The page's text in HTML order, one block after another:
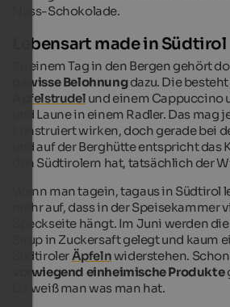
Nuss-Schokolade.
Lebensart made in Südtirol
Zu einem Tag in den Bergen gehört
gewisse Belohnungdazu. Die
Apfelstrudel und einem Cappuccino
und Laune in einem Radler. Das mag
konstruiert wirken, doch gerade bei
und auf der Berghütte entspricht das
den Südtirolern hat, tatsächlich der
Wenn man tagein, tagaus in Südtirol
mehr auf, dass in der Speisekammer
Speckseite hängt. Im Juni werden
Sirup in Zuckersaft gelegt und kaum
Südtiroler Äpfelnwiderstehen.
vorwiegend einheimische Produkte
Da weiß man was man hat.